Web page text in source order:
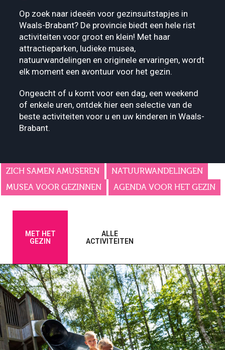
Op zoek naar ideeën voor gezinsuitstapjes in
Waals-Brabant? De provincie biedt een hele rist
activiteiten voor groot en klein! Met haar
attractieparken, ludieke musea,
natuurwandelingen en originele ervaringen, wordt
elk moment een avontuur voor het gezin.
Ongeacht of u komt voor een dag, een weekend
of enkele uren, ontdek hier een selectie van de
beste activiteiten voor u en uw kinderen in Waals-
Brabant.
ZICH SAMEN AMUSEREN
NATUURWANDELINGEN
MUSEA VOOR GEZINNEN
AGENDA VOOR HET GEZIN
MET HET
GEZIN
ALLE
ACTIVITEITEN